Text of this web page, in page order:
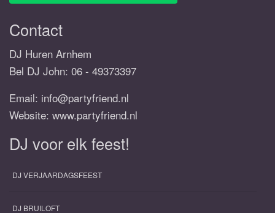
Contact
DJ Huren Arnhem
Bel DJ John: 06 - 49373397
Email: info@partyfriend.nl
Website: www.partyfriend.nl
DJ voor elk feest!
DJ VERJAARDAGSFEEST
DJ BRUILOFT